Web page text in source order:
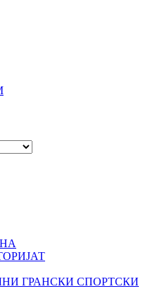
ГРАНСКИ СПОРТСКИ